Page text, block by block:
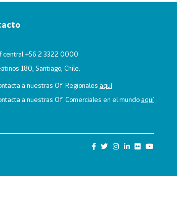
central +56 2 3322 0000
180, Santiago, Chile.
a nuestras Of. Regionales aquí
a nuestras Of. Comerciales en el mundoaquí